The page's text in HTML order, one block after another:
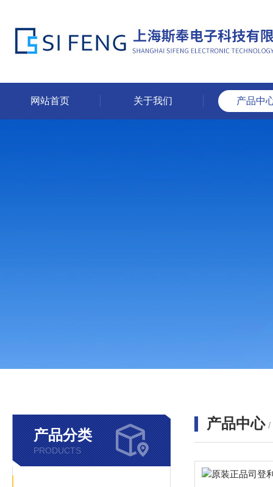
网站首页 关于我们 产品中
产品分类
PRODUCTS
产品中心 /